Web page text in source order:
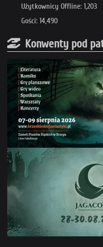
Użytkownicy Offline: 1,203
Gości: 14,490
Konwenty pod